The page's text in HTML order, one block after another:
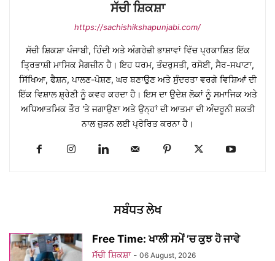
ਸੱਚੀ ਸ਼ਿਕਸ਼ਾ
https://sachishikshapunjabi.com/
ਸੱਚੀ ਸ਼ਿਕਸ਼ਾ ਪੰਜਾਬੀ, ਹਿੰਦੀ ਅਤੇ ਅੰਗਰੇਜ਼ੀ ਭਾਸ਼ਾਵਾਂ ਵਿੱਚ ਪ੍ਰਕਾਸ਼ਿਤ ਇੱਕ
ਤ੍ਰਿਭਾਸ਼ੀ ਮਾਸਿਕ ਮੈਗਜ਼ੀਨ ਹੈ। ਇਹ ਧਰਮ, ਤੰਦਰੁਸਤੀ, ਰਸੋਈ, ਸੈਰ-ਸਪਾਟਾ,
ਸਿੱਖਿਆ, ਫੈਸ਼ਨ, ਪਾਲਣ-ਪੋਸ਼ਣ, ਘਰ ਬਣਾਉਣ ਅਤੇ ਸੁੰਦਰਤਾ ਵਰਗੇ ਵਿਸ਼ਿਆਂ ਦੀ
ਇੱਕ ਵਿਸ਼ਾਲ ਸ਼੍ਰੇਣੀ ਨੂੰ ਕਵਰ ਕਰਦਾ ਹੈ। ਇਸ ਦਾ ਉਦੇਸ਼ ਲੋਕਾਂ ਨੂੰ ਸਮਾਜਿਕ ਅਤੇ
ਅਧਿਆਤਮਿਕ ਤੌਰ 'ਤੇ ਜਗਾਉਣਾ ਅਤੇ ਉਨ੍ਹਾਂ ਦੀ ਆਤਮਾ ਦੀ ਅੰਦਰੂਨੀ ਸ਼ਕਤੀ
ਨਾਲ ਜੁੜਨ ਲਈ ਪ੍ਰੇਰਿਤ ਕਰਨਾ ਹੈ।
ਸਬੰਧਤ ਲੇਖ
Free Time: ਖਾਲੀ ਸਮੇਂ ’ਚ ਕੁਝ ਹੋ ਜਾਵੇ
ਸੱਚੀ ਸ਼ਿਕਸ਼ਾ - 06 August, 2026